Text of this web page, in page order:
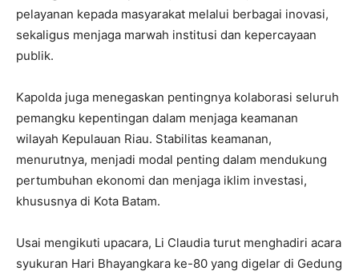
pelayanan kepada masyarakat melalui berbagai inovasi,
sekaligus menjaga marwah institusi dan kepercayaan
publik.
Kapolda juga menegaskan pentingnya kolaborasi seluruh
pemangku kepentingan dalam menjaga keamanan
wilayah Kepulauan Riau. Stabilitas keamanan,
menurutnya, menjadi modal penting dalam mendukung
pertumbuhan ekonomi dan menjaga iklim investasi,
khususnya di Kota Batam.
Usai mengikuti upacara, Li Claudia turut menghadiri acara
syukuran Hari Bhayangkara ke-80 yang digelar di Gedung